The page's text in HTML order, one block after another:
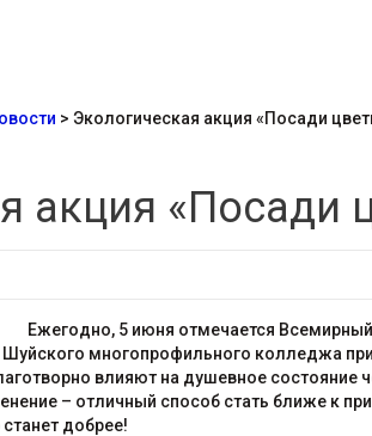
> Экологическая акция «Посади
акция «Посади
Ежегодно, 5 июня отмечается
многопрофильного колледжа
влияют на душевное состояние
– отличный способ стать ближе к
добрее!